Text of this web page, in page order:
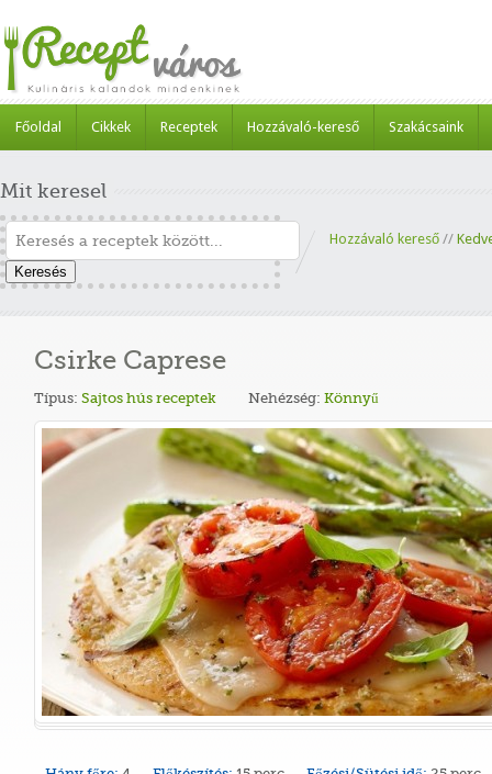
Főoldal Cikkek Receptek Hozzávaló-kereső Szakácsaink
Mit keresel
Keresés
Hozzávaló kereső //
Csirke Caprese
Típus: Sajtos hús receptek Nehézség: Könnyű